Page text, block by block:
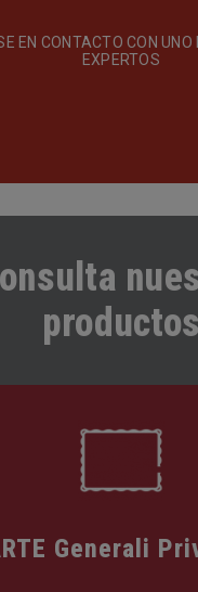
EN CONTACTO CON UNO
EXPERTOS
productos
Generali